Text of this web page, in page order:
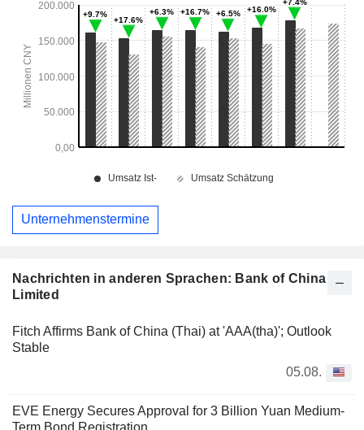
Nachrichten in anderen Sprachen: Bank of China
Limited
Fitch Affirms Bank of China (Thai) at 'AAA(tha)'; Outlook
Stable
05.08.
EVE Energy Secures Approval for 3 Billion Yuan Medium-
Term Bond Registration
Unternehmenstermine